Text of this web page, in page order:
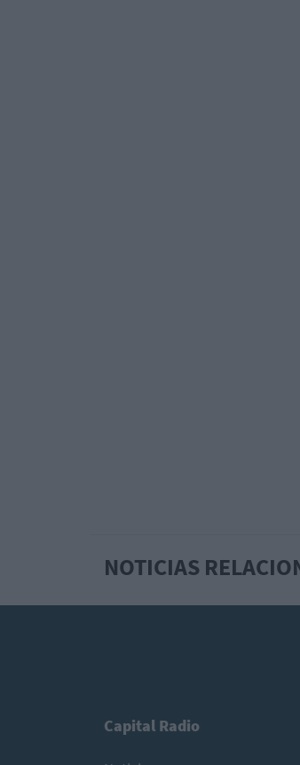
NOTICIAS
Capital Radio